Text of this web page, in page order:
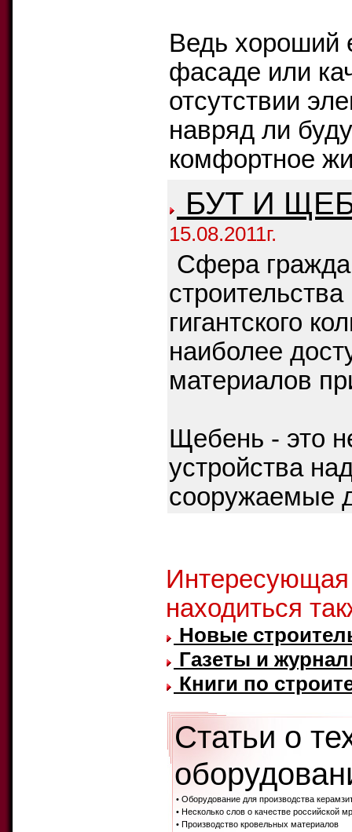
Ведь хороший
фасаде или
отсутствии
навряд ли
комфортное
БУТ И
15.08.2011г.
Сфера
гигантского
наиболее
материалов
Щебень - это
устройства
сооружаемые
находиться
Новые
Газеты и
Книги по
Статьи о
• Оборудование для производства
• Несколько слов о качестве российской
• Производство кровельных материалов